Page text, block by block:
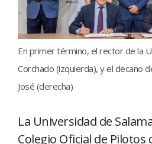
En primer término, el rector de la
Corchado (izquierda), y el decano
José (derecha)
La Universidad de
Colegio Oficial de Pilotos